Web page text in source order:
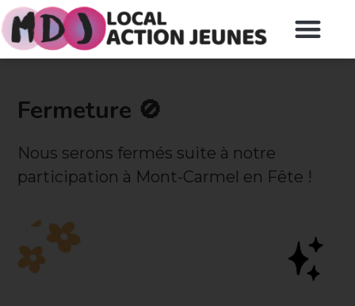
Fermeture 🚫
Nous serons fermés suite à notre
participation à Mont-Carmel en Fête !